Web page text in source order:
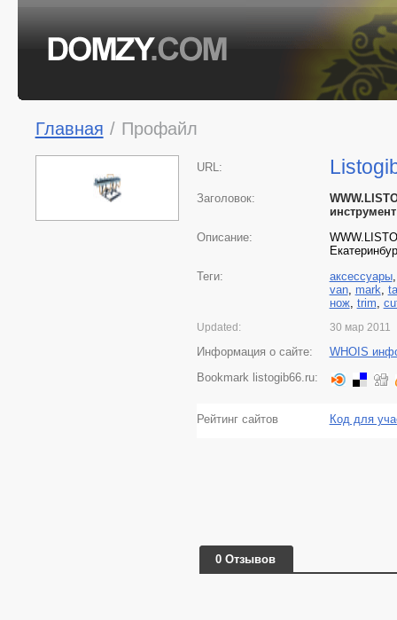
Главная / Профайл
URL:
Заголовок:
Описание:
Теги:
аксессуары
van, mark,
нож, trim,
Updated: 30 мар 2011
Информация о сайте:
WHOIS
Bookmark listogib66.ru:
Рейтинг сайтов Код для
0 Отзывов